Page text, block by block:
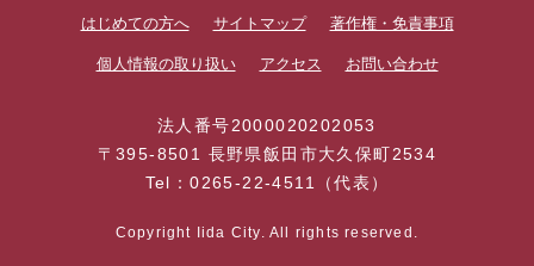
はじめての方へ サイトマップ 著作権・免責事項
個人情報の取り扱い アクセス お問い合わせ
法人番号2000020202053
〒395-8501 長野県飯田市大久保町2534
Tel：0265-22-4511（代表）
Copyright Iida City. All rights reserved.